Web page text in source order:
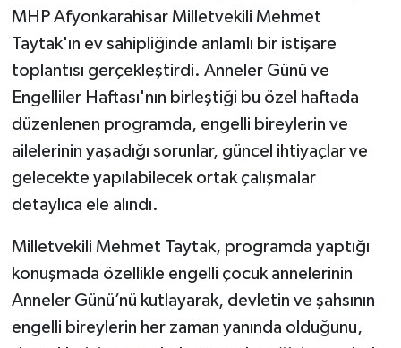
MHP Afyonkarahisar Milletvekili Mehmet
Taytak'ın ev sahipliğinde anlamlı bir istişare
toplantısı gerçekleştirdi. Anneler Günü ve
Engelliler Haftası'nın birleştiği bu özel haftada
düzenlenen programda, engelli bireylerin ve
ailelerinin yaşadığı sorunlar, güncel ihtiyaçlar ve
gelecekte yapılabilecek ortak çalışmalar
detaylıca ele alındı.
Milletvekili Mehmet Taytak, programda yaptığı
konuşmada özellikle engelli çocuk annelerinin
Anneler Günü’nü kutlayarak, devletin ve şahsının
engelli bireylerin her zaman yanında olduğunu,